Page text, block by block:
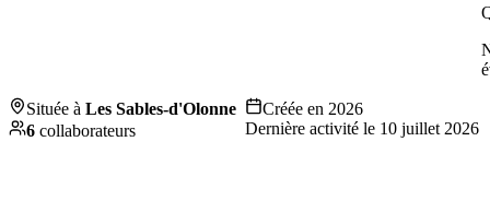
Située à Les Sables-d'Olonne Créée en 2026
6 collaborateurs Dernière activité le 10 juillet 2026